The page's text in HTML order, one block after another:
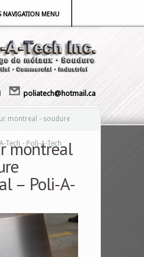
NAVIGATION MENU
poliatech@hotmail.ca
montreal - soudure
Tech - Poli-A-Tech
montreal
– Poli-A-